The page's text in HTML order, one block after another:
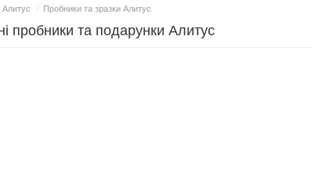
/ Пробники та зразки Алитус
пробники та подарунки Алитус